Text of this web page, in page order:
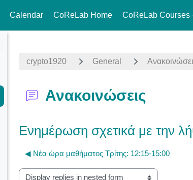
Calendar CoReLab Home CoReLab Courses
crypto1920 General
Ανακοινώσεις
Ενημέρωση σχετικά με την
◀︎ Νέα ώρα μαθήματος Τρίτης: 12:15-15:00
Display mode